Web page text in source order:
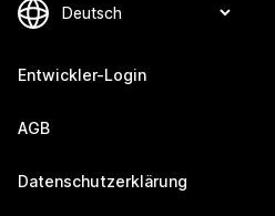
Entwickler-Login
AGB
Datenschutzerklärung